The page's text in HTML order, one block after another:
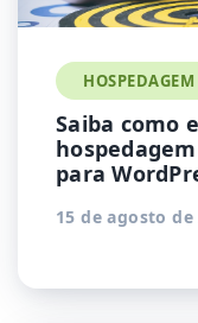
HOSPEDAGEM
Saiba como
para
15 de agosto de